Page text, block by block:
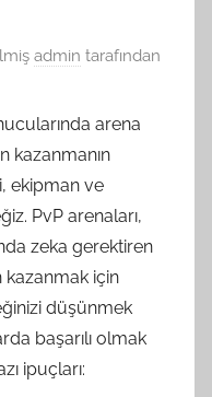
admin tarafından
arena
kazanmanın
ekipman ve
PvP arenaları,
zeka gerektiren
kazanmak için
düşünmek
başarılı olmak
ipuçları: